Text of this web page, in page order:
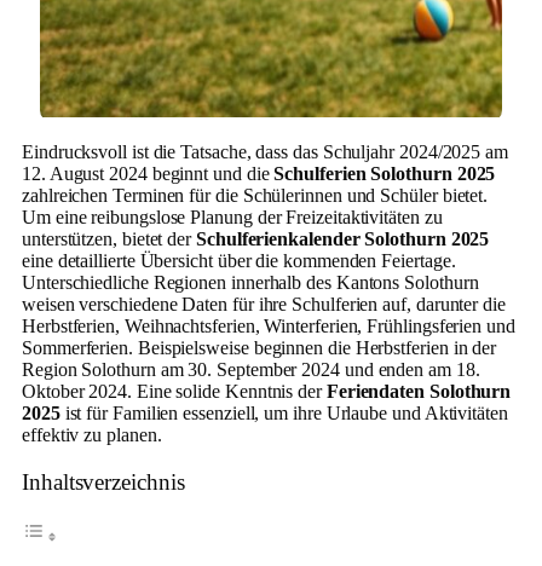
Eindrucksvoll ist die Tatsache, dass das Schuljahr 2024/2025 am
12. August 2024 beginnt und dieSchulferien Solothurn 2025
zahlreichen Terminen für die Schülerinnen und Schüler bietet.
Um eine reibungslose Planung der Freizeitaktivitäten zu
unterstützen, bietet derSchulferienkalender Solothurn 2025
eine detaillierte Übersicht über die kommenden Feiertage.
Unterschiedliche Regionen innerhalb des Kantons Solothurn
weisen verschiedene Daten für ihre Schulferien auf, darunter die
Herbstferien, Weihnachtsferien, Winterferien, Frühlingsferien und
Sommerferien. Beispielsweise beginnen die Herbstferien in der
Region Solothurn am 30. September 2024 und enden am 18.
Oktober 2024. Eine solide Kenntnis derFeriendaten Solothurn
2025ist für Familien essenziell, um ihre Urlaube und Aktivitäten
effektiv zu planen.
Inhaltsverzeichnis